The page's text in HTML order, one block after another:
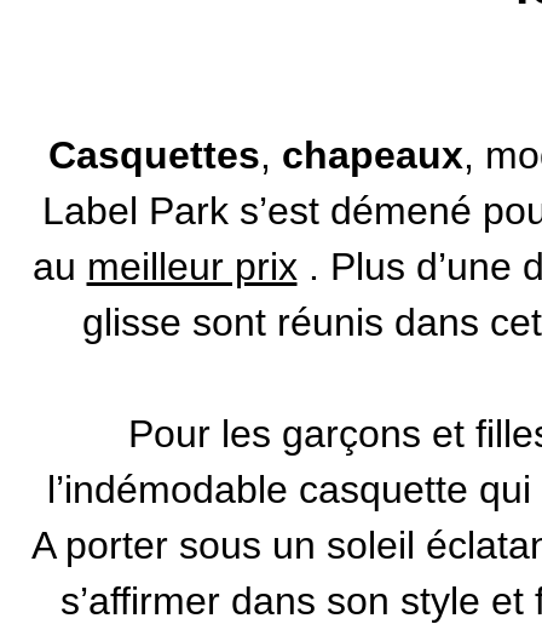
Casquettes, chapeaux,
Label Park s’est démené
au meilleur prix . Plus d’une
glisse sont réunis dans
Pour les garçons et
l’indémodable casquette
A porter sous un soleil
s’affirmer dans son style